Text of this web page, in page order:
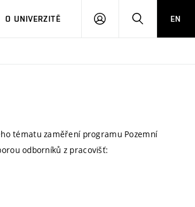
O UNIVERZITĚ
PŘIHLÁSIT HLEDATEN
tématu zaměření programu Pozemní
odborníků z pracovišť: